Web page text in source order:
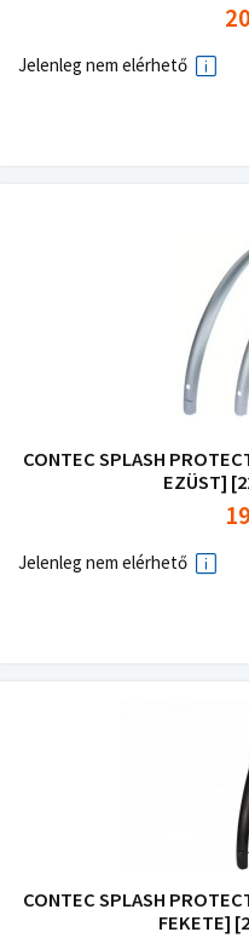
Jelenleg nem elérhető
CONTEC SPLASH
EZÜST]
Jelenleg nem elérhető
CONTEC SPLASH
FEKETE]